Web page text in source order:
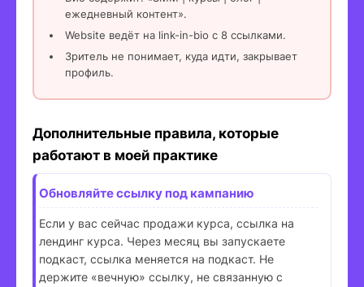
ежедневный контент».
Website ведёт на link-in-bio с 8 ссылками.
Зритель не понимает, куда идти, закрывает
профиль.
Дополнительные правила, которые
работают в моей практике
Обновляйте ссылку под кампанию
Если у вас сейчас продажи курса, ссылка на
лендинг курса. Через месяц вы запускаете
подкаст, ссылка меняется на подкаст. Не
держите «вечную» ссылку, не связанную с